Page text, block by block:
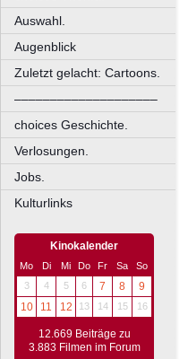
Auswahl.
Augenblick
Zuletzt gelacht: Cartoons.
––––––––––––––––––––
choices Geschichte.
Verlosungen.
Jobs.
Kulturlinks
Kinokalender
Mo Di Mi Do Fr Sa
So
3
4 5 6 7 8
9
10
11 12 13 14 15 16
12.669 Beiträge zu
3.883 Filmen im Forum